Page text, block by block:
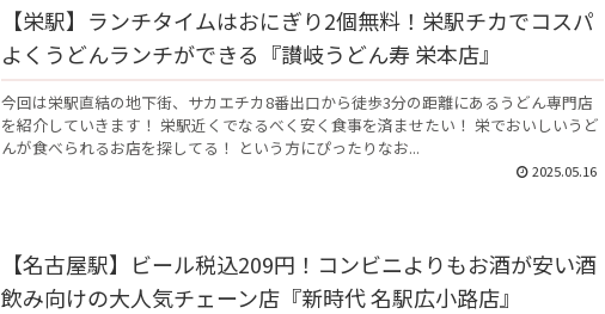
【栄駅】ランチタイムはおにぎり2個無料！栄駅チカでコスパ
よくうどんランチができる『讃岐うどん寿 栄本店』
今回は栄駅直結の地下街、サカエチカ8番出口から徒歩3分の距離にあるうどん専門店
を紹介していきます！ 栄駅近くでなるべく安く食事を済ませたい！ 栄でおいしいうど
んが食べられるお店を探してる！ という方にぴったりなお...
2025.05.16
【名古屋駅】ビール税込209円！コンビニよりもお酒が安い酒
飲み向けの大人気チェーン店『新時代 名駅広小路店』